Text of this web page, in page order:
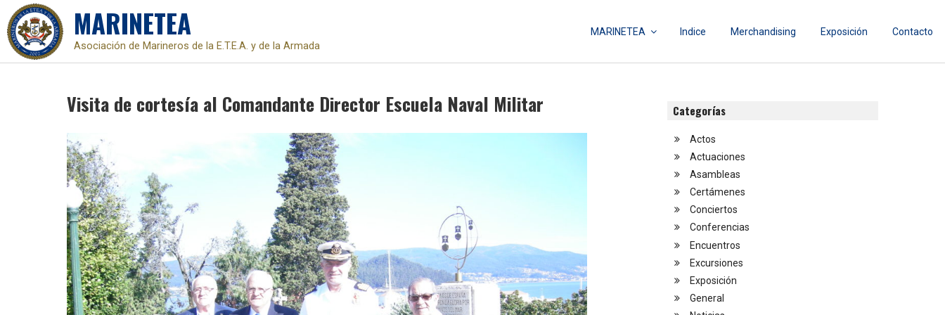
MARINETEA
Asociación de Marineros de la E.T.E.A. y de la Armada
MARINETEA Indice Merchandising Exposición Contacto
Visita de cortesía al Comandante Director Escuela Naval Militar Categorías
Actos
Actuaciones
Asambleas
Certámenes
Conciertos
Conferencias
Encuentros
Excursiones
Exposición
General